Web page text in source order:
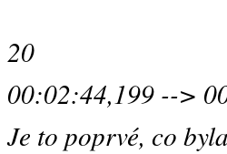
20
00:02:44,199 -->
Je to poprvé, co